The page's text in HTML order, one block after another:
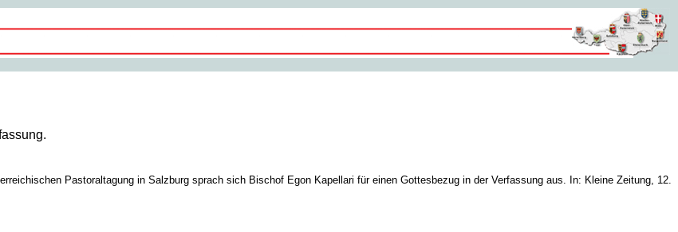
Pastoraltagung in Salzburg sprach sich Bischof Egon Kapellari für einen Gottesbezug in der Verfassung aus. In: Kleine Zeitung, 12.